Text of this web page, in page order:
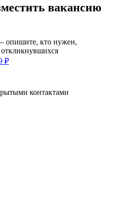
вакансию
опишите, кто нужен,
₽
контактами